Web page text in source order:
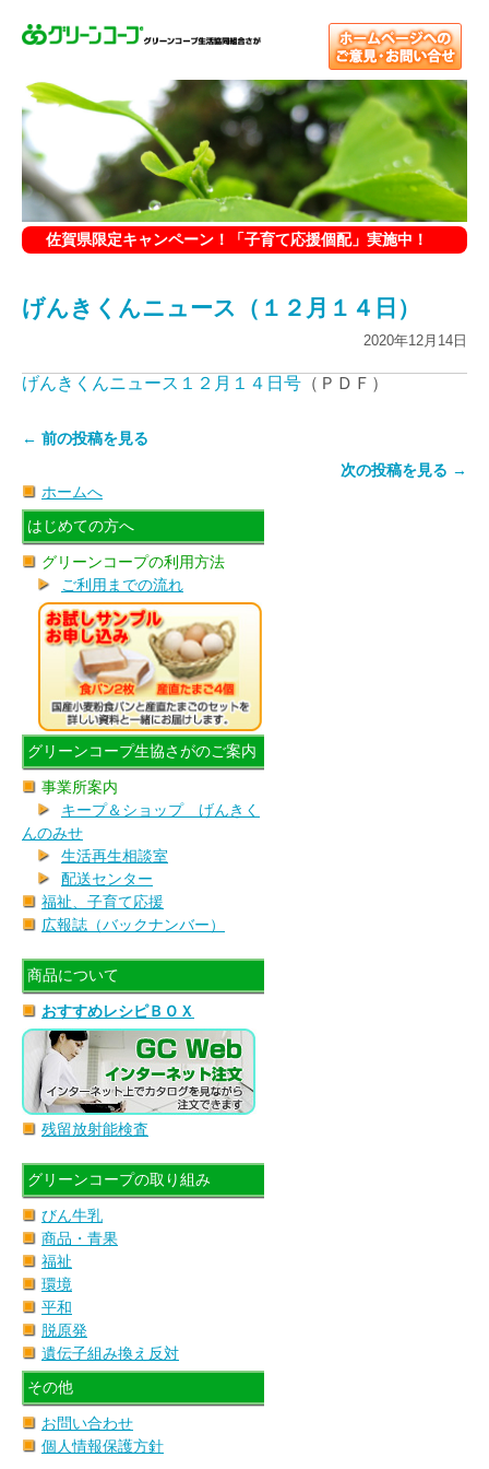
佐賀県限定キャンペーン！「子育て応援個配」実施中！
げんきくんニュース（１２月１４日）
2020年12月14日
げんきくんニュース１２月１４日号 （ＰＤＦ）
← 前の投稿を見る
次の投稿を見る →
ホームへ
はじめての方へ
グリーンコープの利用方法
ご利用までの流れ
グリーンコープ生協さがのご案内
事業所案内
キープ＆ショップ げんきく
んのみせ
生活再生相談室
配送センター
福祉、子育て応援
広報誌（バックナンバー）
商品について
おすすめレシピＢＯＸ
残留放射能検査
グリーンコープの取り組み
びん牛乳
商品・青果
福祉
環境
平和
脱原発
遺伝子組み換え反対
その他
お問い合わせ
個人情報保護方針